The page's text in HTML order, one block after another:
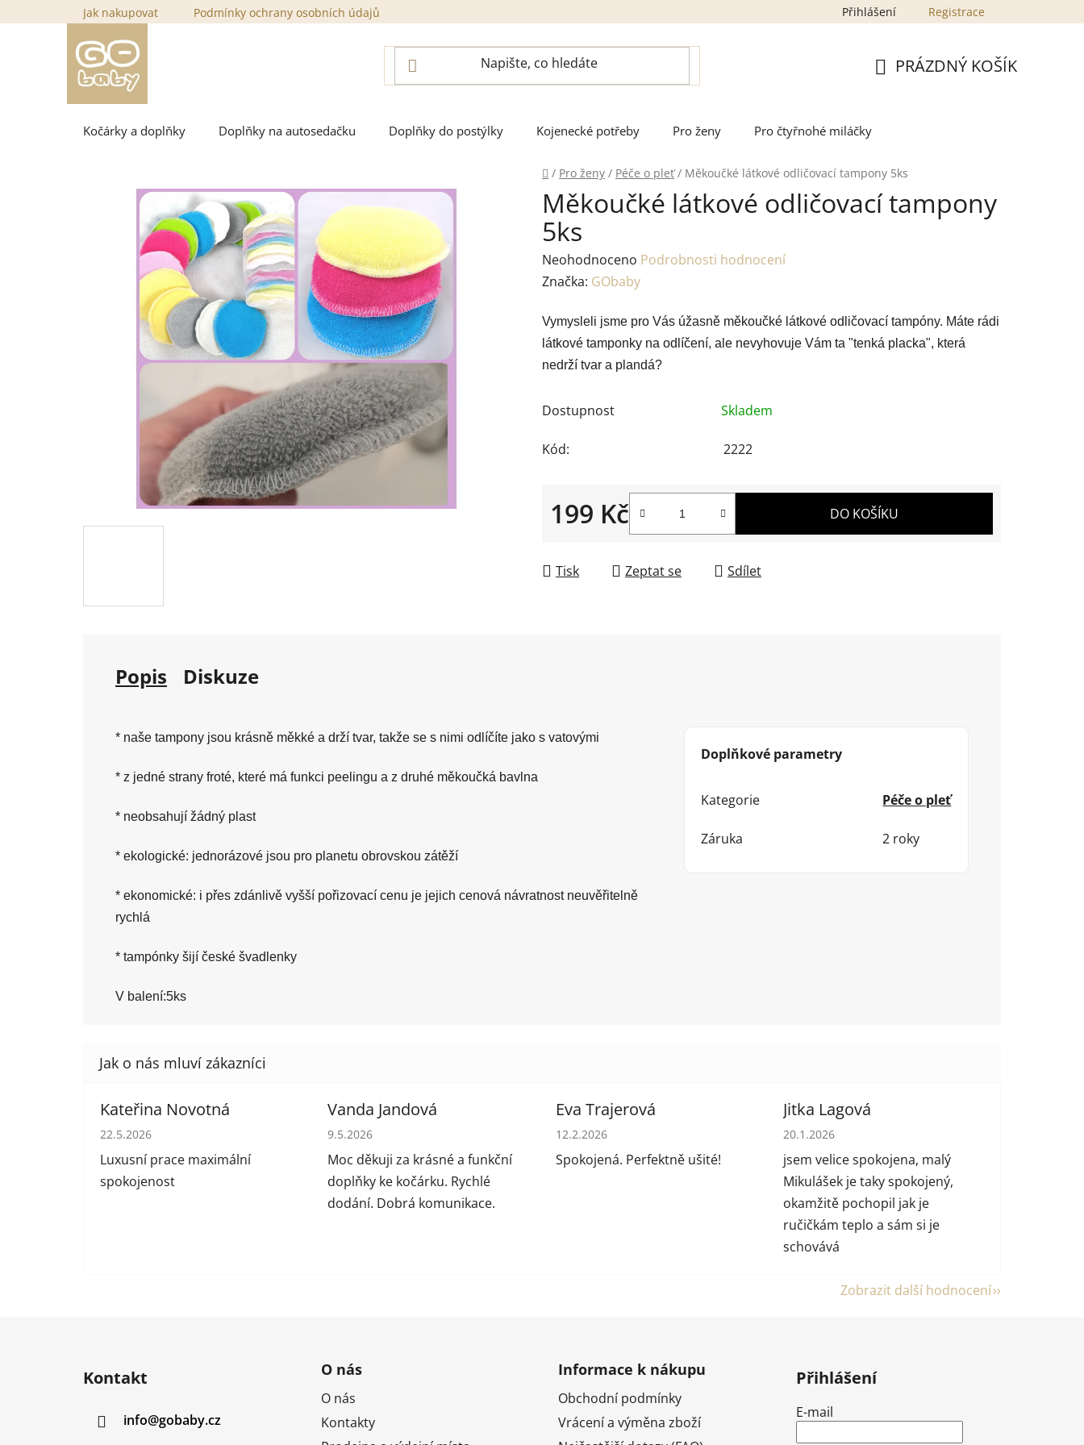
na
Jak nakupovat Podmínky ochrany osobních údajů Přihlášení Registrace
PRÁZDNÝ KOŠÍK
Kočárky a doplňky Doplňky na autosedačku Doplňky do postýlky Kojenecké potřeby Pro ženy Pro čtyřnohé miláčky
Domů
/ Pro ženy / Péče o pleť / Měkoučké látkové odličovací tampony 5ks
Měkoučké látkové odličovací tampony
5ks
Průměrné
hodnocení
je
0,0
z
hvězdiček.
Neohodnoceno Podrobnosti hodnocení
Značka: GObaby
Vymysleli jsme pro Vás úžasně měkoučké látkové odličovací tampóny. Máte rádi
látkové tamponky na odlíčení, ale nevyhovuje Vám ta "tenká placka", která
nedrží tvar a plandá?
Dostupnost Skladem
Kód: 2222
199 Kč DO KOŠÍKU
Tisk Zeptat se Sdílet
Popis Diskuze
* naše tampony jsou krásně měkké a drží tvar, takže se s nimi odlíčíte jako s vatovými
* z jedné strany froté, které má funkci peelingu a z druhé měkoučká bavlna
* neobsahují žádný plast
* ekologické: jednorázové jsou pro planetu obrovskou zátěží
* ekonomické: i přes zdánlivě vyšší pořizovací cenu je jejich cenová návratnost neuvěřitelně
rychlá
* tampónky šijí české švadlenky
V balení:5ks
Doplňkové parametry
Kategorie Péče o pleť
Záruka 2 roky
Kateřina Novotná
Hodnocení obchodu je 5 z 5 hvězdiček.
22.5.2026
Luxusní prace maximální
spokojenost
Vanda Jandová
Hodnocení obchodu je 5 z 5 hvězdiček.
9.5.2026
Moc děkuji za krásné a funkční
doplňky ke kočárku. Rychlé
dodání. Dobrá komunikace.
Eva Trajerová
Hodnocení obchodu je 5 z 5 hvězdiček.
12.2.2026
Spokojená. Perfektně ušité!
Jitka Lagová
Hodnocení obchodu je 5 z 5 hvězdiček.
20.1.2026
jsem velice spokojena, malý
Mikulášek je taky spokojený,
okamžitě pochopil jak je
ručičkám teplo a sám si je
schovává
Zobrazit další hodnocení
Kontakt
info@gobaby.cz
O nás
O nás
Kontakty
Informace k nákupu
Obchodní podmínky
Vrácení a výměna zboží
Přihlášení
E-mail